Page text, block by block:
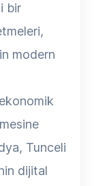
bir
modern
Tunceli
dijital